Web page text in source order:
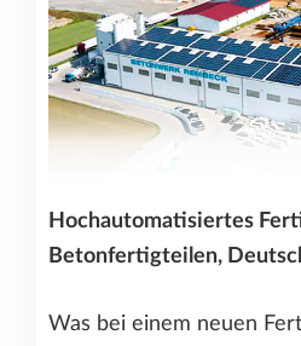
Hochautomatisiertes
Betonfertigteilen,
Was bei einem neuen